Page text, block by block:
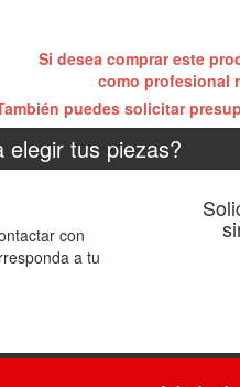
Si desea comprar este
como profesional
puedes solicitar
elegir tus piezas?
con
a tu